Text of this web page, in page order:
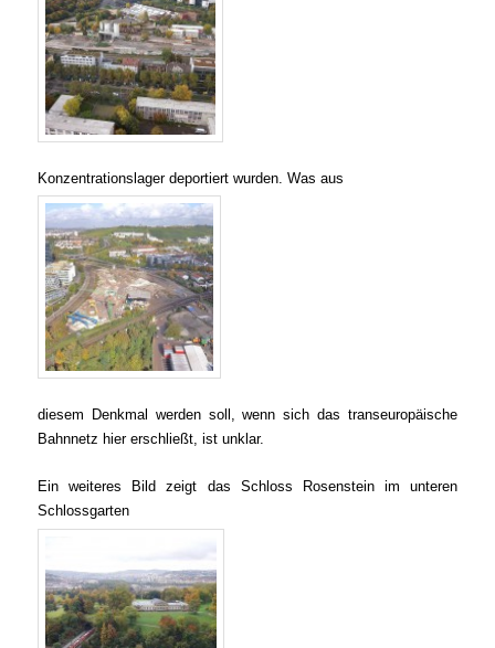
Konzentrationslager deportiert wurden.Was aus
diesem Denkmal werden soll, wenn sich das transeuropäische
Bahnnetz hier erschließt, ist unklar.
Ein weiteres Bild zeigt das Schloss Rosenstein im unteren
Schlossgarten